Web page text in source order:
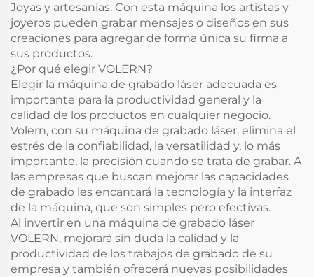
Joyas y artesanías: Con esta máquina los artistas y
joyeros pueden grabar mensajes o diseños en sus
creaciones para agregar de forma única su firma a
sus productos.
¿Por qué elegir VOLERN?
Elegir la máquina de grabado láser adecuada es
importante para la productividad general y la
calidad de los productos en cualquier negocio.
Volern, con su máquina de grabado láser, elimina el
estrés de la confiabilidad, la versatilidad y, lo más
importante, la precisión cuando se trata de grabar. A
las empresas que buscan mejorar las capacidades
de grabado les encantará la tecnología y la interfaz
de la máquina, que son simples pero efectivas.
Al invertir en una máquina de grabado láser
VOLERN, mejorará sin duda la calidad y la
productividad de los trabajos de grabado de su
empresa y también ofrecerá nuevas posibilidades